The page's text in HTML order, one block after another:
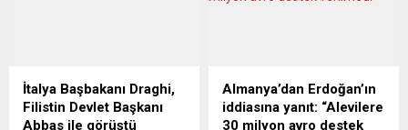
ülkenin cumhurbaşkanı oldu.
Macron’un yeni görev
dönemi 14 Mayıs’ta
“Belarus’a karşı 5’inci
yaptırım paketi üzerinde
anlaştık. Gelecek günlerde
İtalya Başbakanı Draghi,
Filistin Devlet Başkanı
Abbas ile görüştü
Almanya’dan Erdoğan’ın
iddiasına yanıt: “Alevilere
30 milyon avro destek